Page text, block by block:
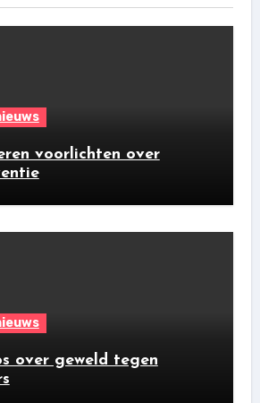
voorlichten over
over geweld tegen